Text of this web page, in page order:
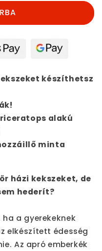
készíthetsz
alakú
minta
házi kekszeket, de
hederít?
a gyerekeknek
elkészített édesség
Az apró emberkék